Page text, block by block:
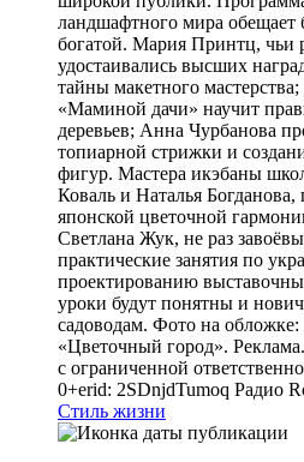
ландшафтного мира обещает
богатой. Мария Принтц, чьи
удостаивались высших
тайны макетного
«Маминой дачи» научит
деревьев; Анна Чурбанова
топиарной стрижки и
фигур. Мастера икэбаны
Коваль и Наталья
японской цветочной
Светлана Жук, не раз
практические занятия по
проектированию
уроки будут понятны и
садоводам. Фото на
«Цветочный город».
с ограниченной
0+erid: 2SDnjdTumoq Радио
Стиль жизни